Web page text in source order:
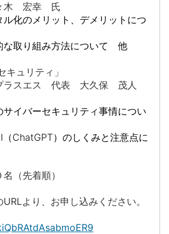
木 宏幸 氏
メリット、デメリットにつ
組み方法について 他
キュリティ」
エス 代表 大久保 茂人
ーセキュリティ事情につい
）のしくみと注意点に
（先着順）
URLより、お申し込みください。